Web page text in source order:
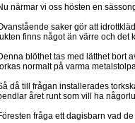
närmar vi oss hösten en
saker gör att
lukten finns något än värre och det
blöthet tas med lätthet bort
normalt på varma
då till frågan installerades
året runt som vill ha
fråga ett dagisbarn vad